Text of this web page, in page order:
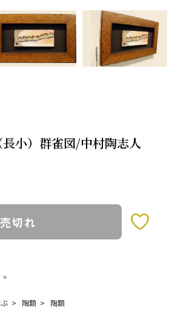
小）群雀図/中村陶志人
売切れ
»
陶額
陶額